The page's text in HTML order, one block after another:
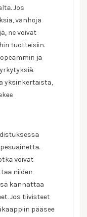
Jos
vanhoja
ne voivat
tuotteisiin.
ja
yksinkertaista,
voivat
niiden
kannattaa
Jos tiivisteet
pääsee